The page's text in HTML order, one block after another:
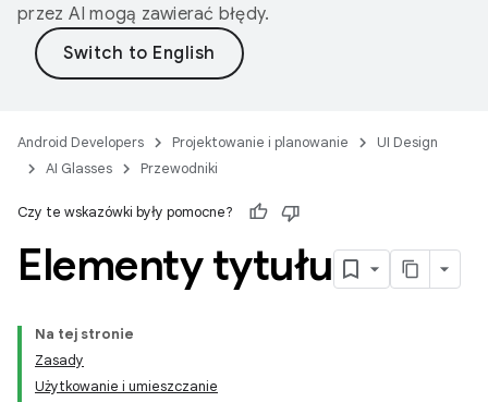
przez AI mogą zawierać błędy.
Android Developers Projektowanie i planowanie
UI Design
AI Glasses
Przewodniki
Czy te wskazówki były pomocne?
Elementy tytułu
Na tej stronie
Zasady
Użytkowanie i umieszczanie